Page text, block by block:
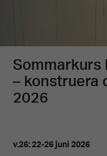
– konstruera
2026
v.26:22-26 juni 2026